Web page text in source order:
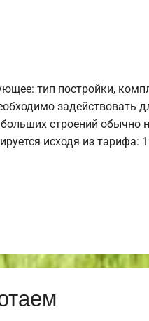
тип постройки,
задействовать
строений обычно
исходя из тарифа: